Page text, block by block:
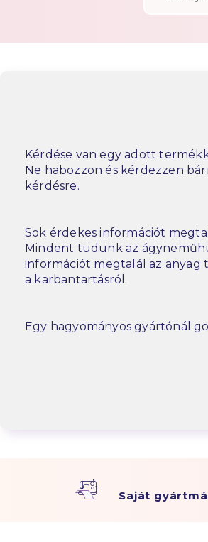
Kérdése van egy adott
Ne habozzon és kérdezzen
kérdésre.
Sok érdekes információt
Mindent tudunk az
információt megtalál az anyag
a karbantartásról.
Egy hagyományos gyártónál
Saját